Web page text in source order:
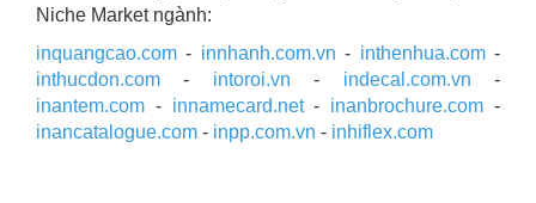
Niche Market ngành:
inquangcao.com - innhanh.com.vn - inthenhua.com-
inthucdon.com - intoroi.vn - indecal.com.vn -
inantem.com - innamecard.net- inanbrochure.com -
inancatalogue.com - inpp.com.vn - inhiflex.com